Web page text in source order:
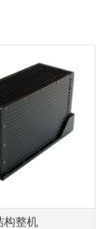
构整机